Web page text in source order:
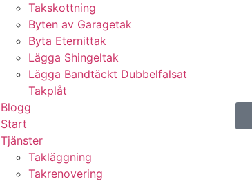
Takskottning
Byten av Garagetak
Byta Eternittak
Lägga Shingeltak
Lägga Bandtäckt Dubbelfalsat
Takplåt
Blogg
Start
Tjänster
Takläggning
Takrenovering